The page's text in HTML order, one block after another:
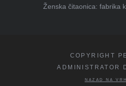
Ženska čitaonica: fabrika
COPYRIGHT
ADMINISTRATOR
NAZAD NA